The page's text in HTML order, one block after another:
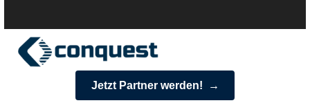
Jetzt Partner werden!